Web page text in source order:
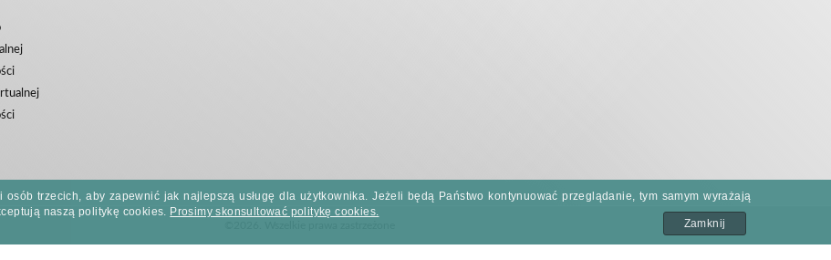
trzecich, aby zapewnić jak najlepszą usługę dla użytkownika. Jeżeli będą Państwo kontynuować przeglądanie, tym samym wyrażają
naszą politykę cookies. Prosimy skonsultować politykę cookies.
Zamknij